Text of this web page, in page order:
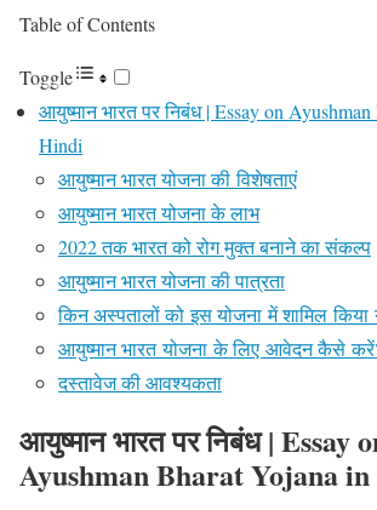
Table of Contents
Toggle
आयुष्मान भारत पर निबंध | Essay on
Hindi
आयुष्मान भारत योजना की विशेषताएं
आयुष्मान भारत योजना के लाभ
2022 तक भारत को रोग मुक्त बनाने का संकल्प
आयुष्मान भारत योजना की पात्रता
किन अस्पतालों को इस योजना में शामिल किया
आयुष्मान भारत योजना के लिए आवेदन कैसे
दस्तावेज की आवश्यकता
आयुष्मान भारत पर निबंध | Essay
Ayushman Bharat Yojana